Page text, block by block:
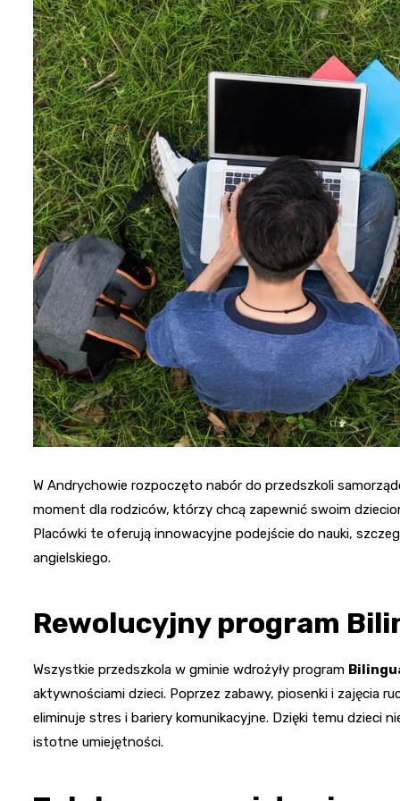
W Andrychowie rozpoczęto nabór do przedszkoli
moment dla rodziców, którzy chcą zapewnić swoim
Placówki te oferują innowacyjne podejście do nauki,
angielskiego.
Rewolucyjny program
Wszystkie przedszkola w gminie wdrożyły program
aktywnościami dzieci. Poprzez zabawy, piosenki i zajęcia
eliminuje stres i bariery komunikacyjne. Dzięki temu dzieci
istotne umiejętności.